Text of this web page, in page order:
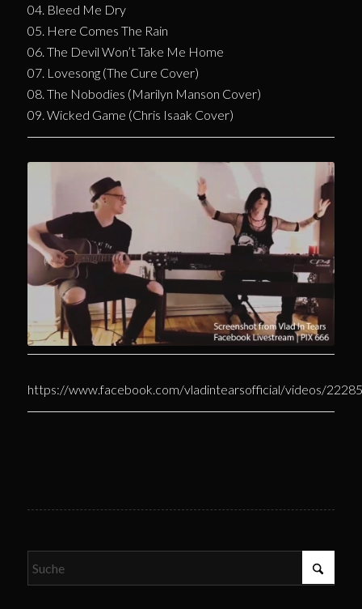
04. Bleed Me Dry
05. Here Comes The Rain
06. The Devil Won’t Take Me Home
07. Lovesong (The Cure Cover)
08. The Nobodies (Marilyn Manson Cover)
09. Wicked Game (Chris Isaak Cover)
https://www.facebook.com/vladintearsofficial/videos/